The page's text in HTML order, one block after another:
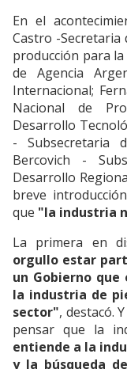
En el
Castro -
producción para
de Agencia
Internacional;
Nacional de
Desarrollo
- Subsecretaria
Bercovich -
Desarrollo
breve
que "la industria
La primera en
orgullo estar
un Gobierno
la industria de
sector", destacó.
pensar que la
entiende a la
y la búsqueda